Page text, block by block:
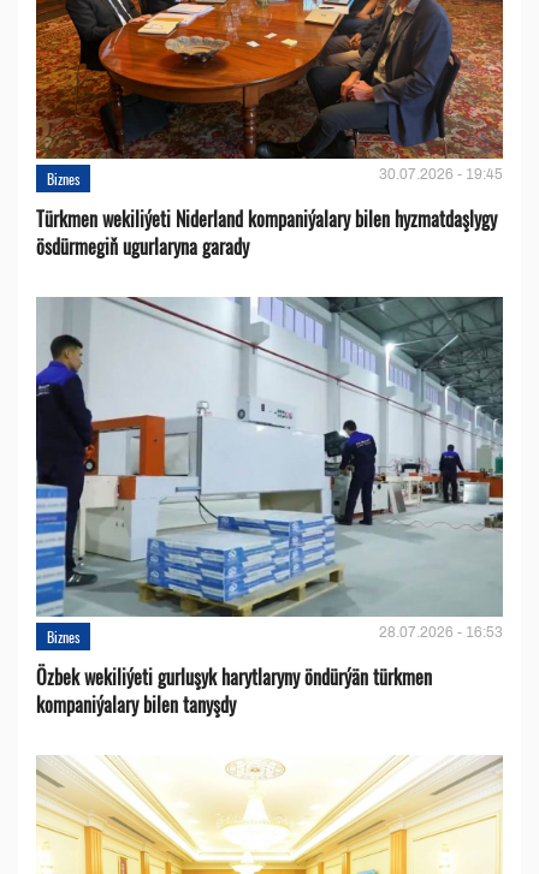
Biznes 30.07.2026 - 19:45
Türkmen wekiliýeti Niderland kompaniýalary bilen hyzmatdaşlygy
ösdürmegiň ugurlaryna garady
Biznes 28.07.2026 - 16:53
Özbek wekiliýeti gurluşyk harytlaryny öndürýän türkmen
kompaniýalary bilen tanyşdy